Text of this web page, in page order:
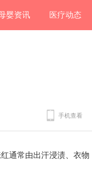
婴资讯 医疗动态
手机查看
通常由出汗浸渍、衣物